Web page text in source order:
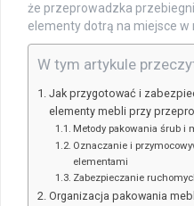
że przeprowadzka
elementy dotrą na miejsce
W tym artykule
Jak przygotować i
elementy mebli przy
Metody pakowania śrub i
Oznaczanie i
elementami
Zabezpieczanie
Organizacja pakowania